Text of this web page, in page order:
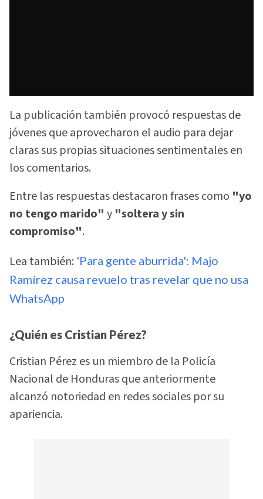
La publicación también provocó respuestas de
jóvenes que aprovecharon el audio para dejar
claras sus propias situaciones sentimentales en
los comentarios.
Entre las respuestas destacaron frases como "yo
no tengo marido" y "soltera y sin
compromiso".
Lea también: 'Para gente aburrida': Majo
Ramírez causa revuelo tras revelar que no usa
WhatsApp
¿Quién es Cristian Pérez?
Cristian Pérez es un miembro de la Policía
Nacional de Honduras que anteriormente
alcanzó notoriedad en redes sociales por su
apariencia.